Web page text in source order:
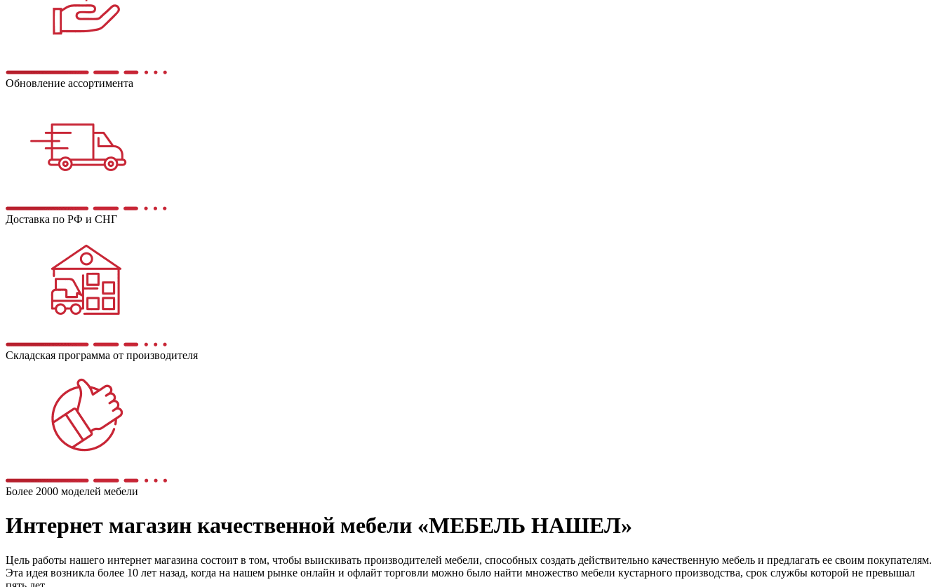
Обновление ассортимента
Доставка по РФ и СНГ
Складская программа от производителя
Более 2000 моделей мебели
Интернет магазин качественной мебели «МЕБЕЛЬ НАШЕЛ»
Цель работы нашего интернет магазина состоит в том, чтобы выискивать производителей мебели, способных создать действительно качественную мебель и предлагать ее своим покупателям.
Эта идея возникла более 10 лет назад, когда на нашем рынке онлайн и офлайт торговли можно было найти множество мебели кустарного производства, срок службы которой не превышал